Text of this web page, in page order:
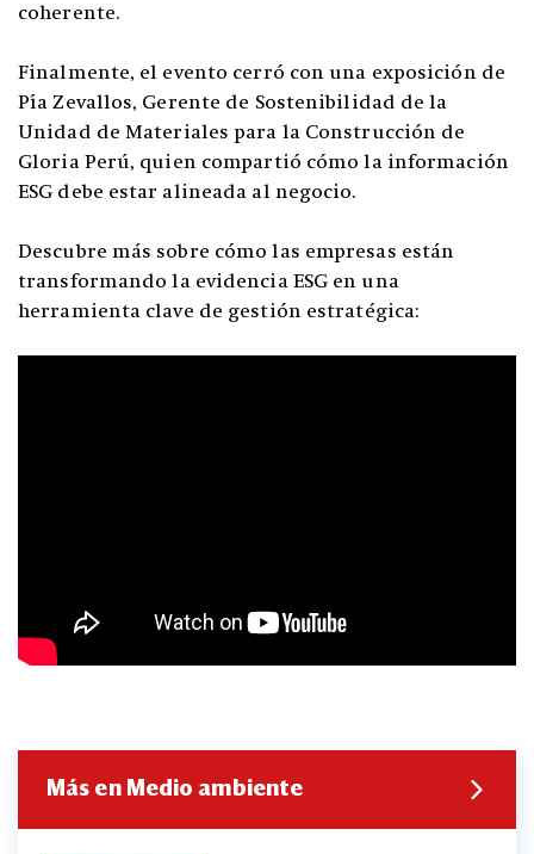
coherente.
Finalmente, el evento cerró con una exposición de
Pía Zevallos, Gerente de Sostenibilidad de la
Unidad de Materiales para la Construcción de
Gloria Perú, quien compartió cómo la información
ESG debe estar alineada al negocio.
Descubre más sobre cómo las empresas están
transformando la evidencia ESG en una
herramienta clave de gestión estratégica:
Más en Medio ambiente